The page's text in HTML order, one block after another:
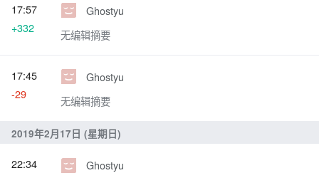
Ghostyu
无编辑摘要
17:57
+332
Ghostyu
无编辑摘要
17:45
-29
2019年2月17日 (星期日)
Ghostyu
22:34